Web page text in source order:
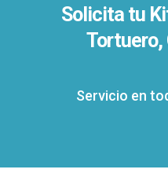
Solicita tu
Tortuero,
Servicio en